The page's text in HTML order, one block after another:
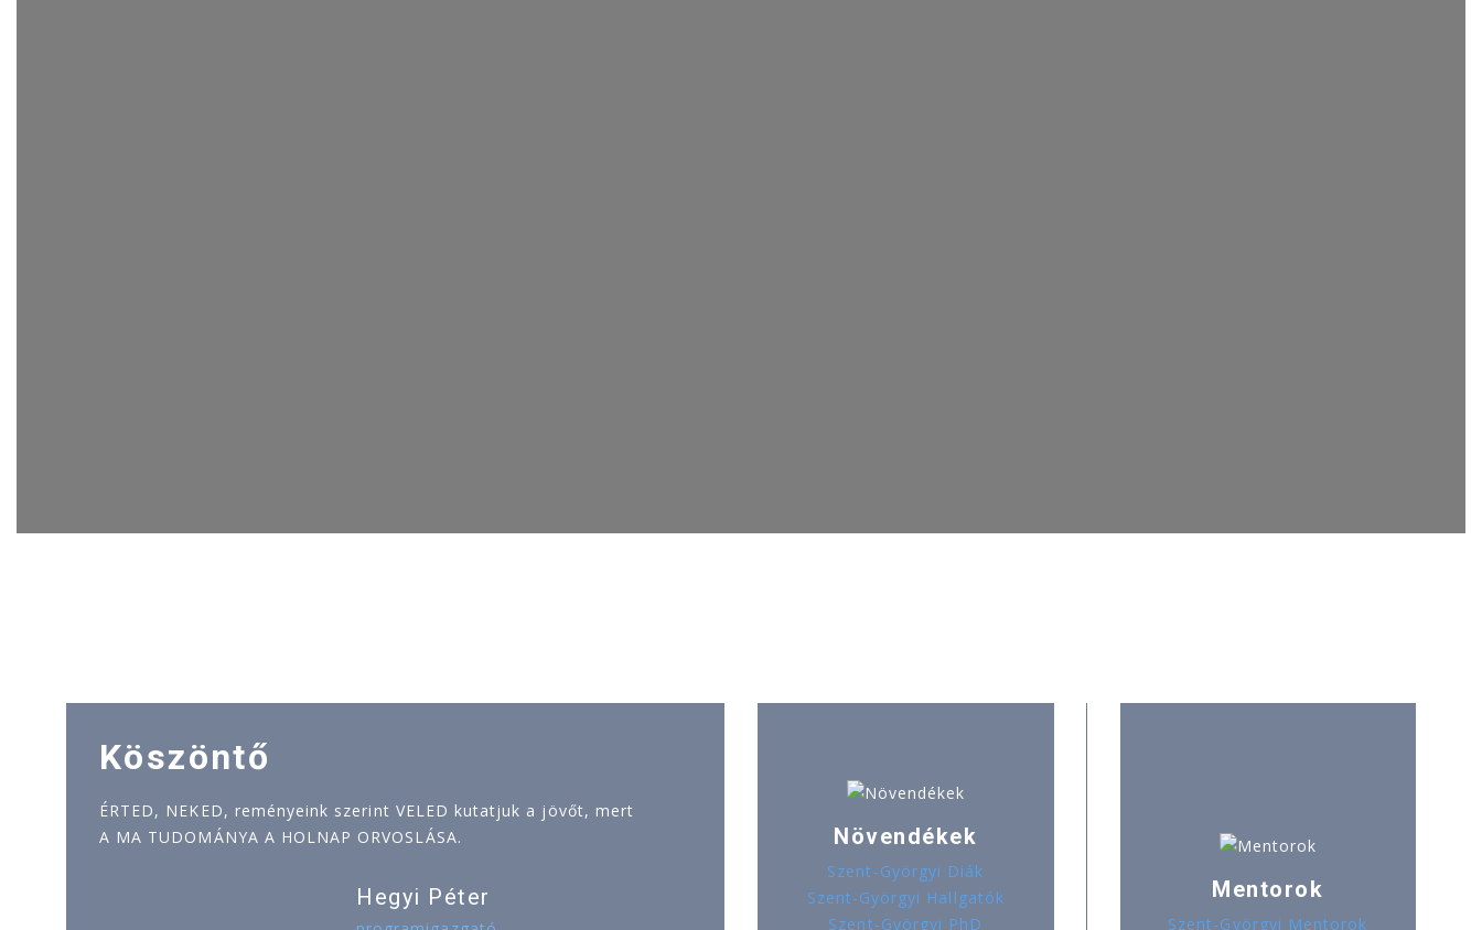
Köszöntő
ÉRTED, NEKED, reményeink szerint VELED kutatjuk a jövőt, mert
A MA TUDOMÁNYA A HOLNAP ORVOSLÁSA.
Hegyi Péter
Növendékek
Szent-Györgyi Diák
Szent-Györgyi Hallgatók
Szent-Györgyi PhD
Mentorok
Szent-Györgyi Mentorok